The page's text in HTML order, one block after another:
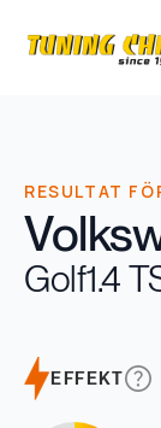
RESULTAT
Golf1.4
EFFEKT